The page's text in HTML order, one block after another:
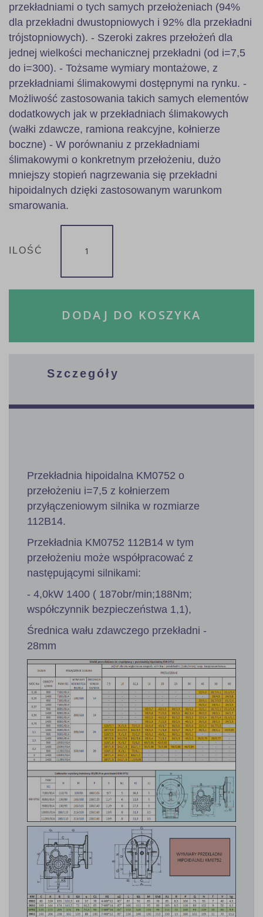
przekładniami o tych samych przełożeniach (94%
dla przekładni dwustopniowych i 92% dla przekładni
trójstopniowych). - Szeroki zakres przełożeń dla
jednej wielkości mechanicznej przekładni (od i=7,5
do i=300). - Tożsame wymiary montażowe, z
przekładniami ślimakowymi dostępnymi na rynku. -
Możliwość zastosowania takich samych elementów
dodatkowych jak w przekładniach ślimakowych
(wałki zdawcze, ramiona reakcyjne, kołnierze
boczne) - W porównaniu z przekładniami
ślimakowymi o konkretnym przełożeniu, dużo
mniejszy stopień nagrzewania się przekładni
hipoidalnych dzięki zastosowanym warunkom
smarowania.
ILOŚĆ
DODAJ DO KOSZYKA
Szczegóły
Przekładnia hipoidalna KM0752 o
przełożeniu i=7,5 z kołnierzem
przyłączeniowym silnika w rozmiarze
112B14.
Przekładnia KM0752 112B14 w tym
przełożeniu może współpracować z
następującymi silnikami:
- 4,0kW 1400 ( 187obr/min;188Nm;
współczynnik bezpieczeństwa 1,1),
Średnica wału zdawczego przekładni -
28mm